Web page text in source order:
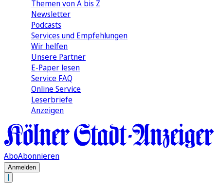
Themen von A bis Z
Newsletter
Podcasts
Services und Empfehlungen
Wir helfen
Unsere Partner
E-Paper lesen
Service FAQ
Online Service
Leserbriefe
Anzeigen
AboAbonnieren
Anmelden